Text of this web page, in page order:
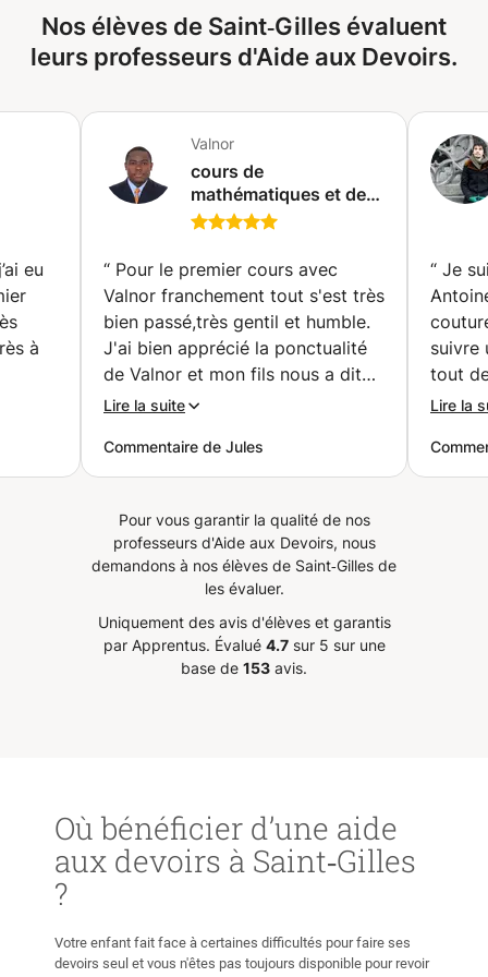
Nos élèves de Saint‑Gilles évaluent
leurs professeurs d'Aide aux Devoirs.
eu
à
et
Valnor
cours de
mathématiques et de
physiques pour les
(Bruxelles)
“ Pour le premier cours avec
Valnor franchement tout s'est très
bien passé,très gentil et humble.
J'ai bien apprécié la ponctualité
de Valnor et mon fils nous a dit
que Valnor lui a bien expliqué ce
mathématiques. Très bon contact
avec Valnor. ”
Lire la suite
Commentaire de Jules
“ Je
suivre
tout
plein
mode
Lire la
Pour vous garantir la qualité de nos
professeurs d'Aide aux Devoirs, nous
demandons à nos élèves de Saint‑Gilles de
les évaluer.
Uniquement des avis d'élèves et garantis
par Apprentus. Évalué 4.7sur 5 sur une
base de 153 avis.
Où bénéficier d’une aide
aux devoirs à Saint‑Gilles
?
Votre enfant fait face à certaines difficultés pour faire ses
devoirs seul et vous n'êtes pas toujours disponible pour revoir